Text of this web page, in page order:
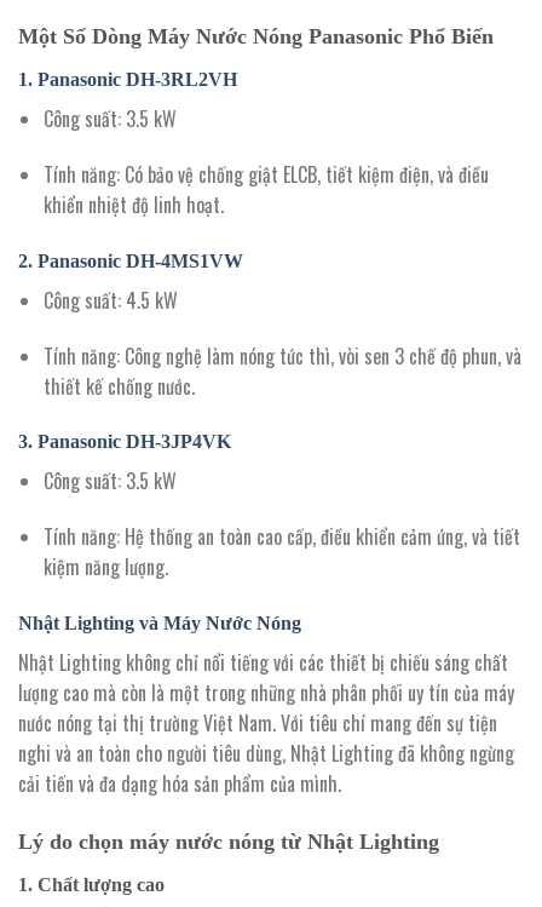
Một Số Dòng Máy Nước Nóng Panasonic Phổ Biến
1. Panasonic DH-3RL2VH
Công suất: 3.5 kW
Tính năng: Có bảo vệ chống giật ELCB, tiết kiệm điện, và điều
khiển nhiệt độ linh hoạt.
2. Panasonic DH-4MS1VW
Công suất: 4.5 kW
Tính năng: Công nghệ làm nóng tức thì, vòi sen 3 chế độ phun, và
thiết kế chống nước.
3. Panasonic DH-3JP4VK
Công suất: 3.5 kW
Tính năng: Hệ thống an toàn cao cấp, điều khiển cảm ứng, và tiết
kiệm năng lượng.
Nhật Lighting và Máy Nước Nóng
Nhật Lighting không chỉ nổi tiếng với các thiết bị chiếu sáng chất
lượng cao mà còn là một trong những nhà phân phối uy tín của máy
nước nóng tại thị trường Việt Nam. Với tiêu chí mang đến sự tiện
nghi và an toàn cho người tiêu dùng, Nhật Lighting đã không ngừng
cải tiến và đa dạng hóa sản phẩm của mình.
Lý do chọn máy nước nóng từ Nhật Lighting
1. Chất lượng cao